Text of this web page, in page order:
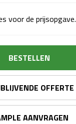
voor de prijsopgave.
BESTELLEN
OFFERTE
AANVRAGEN